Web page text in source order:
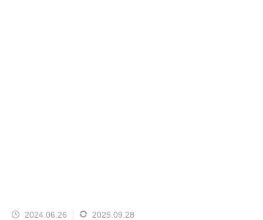
2024.06.26 2025.09.28